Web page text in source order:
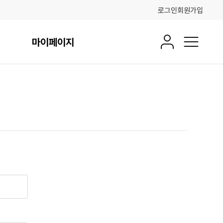
로그인회원가입
마이페이지 회원정보전체메뉴